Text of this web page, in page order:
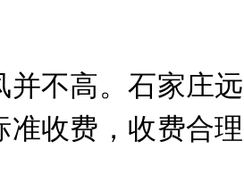
高。石家庄远
收费，收费合